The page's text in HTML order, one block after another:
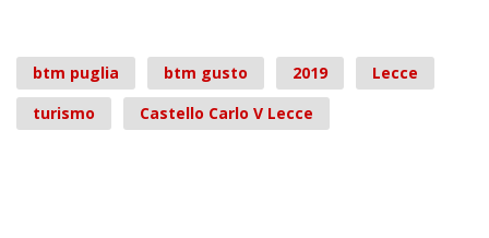
btm puglia btm gusto 2019
Lecce
turismo
Castello Carlo V Lecce